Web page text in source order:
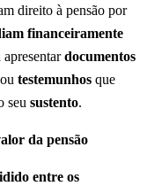
direito à pensão por
financeiramente
documentos
testemunhos que
seu sustento.
da pensão
entre os